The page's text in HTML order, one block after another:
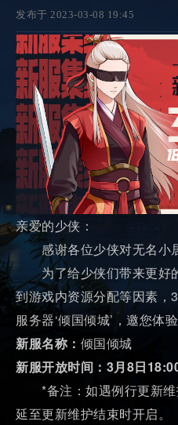
发布于 2023-03-08 19:45
亲爱的少侠：
感谢各位少侠对无名小
为了给少侠们带来更好
到游戏内资源分配等因素
服务器‘倾国倾城’，邀您体验
新服名称： 倾国倾城
新服开放时间：3月8日
*备注：如遇例行更新维
延至更新维护结束时开启。